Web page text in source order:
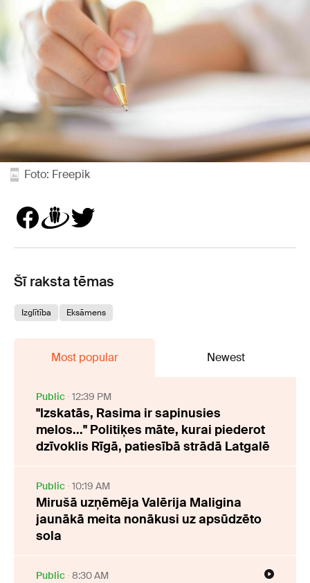
Foto: Freepik
Šī raksta tēmas
Izglītība Eksāmens
Most popular Newest
Public 12:39 PM
"Izskatās, Rasima ir sapinusies
melos..." Politiķes māte, kurai piederot
dzīvoklis Rīgā, patiesībā strādā Latgalē
Public 10:19 AM
Mirušā uzņēmēja Valērija Maligina
jaunākā meita nonākusi uz apsūdzēto
sola
Public 8:30 AM